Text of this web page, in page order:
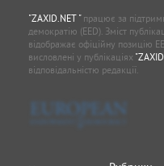
"ZAXID.NET "працює за
демократію (EED). Зміст
відображає офіційну позицію
висловлені у публікаціях
відповідальністю редакції.